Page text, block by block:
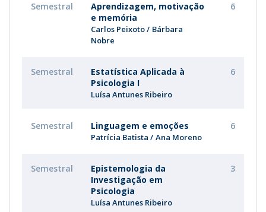
Semestral
Aprendizagem, motivação
e memória
Carlos Peixoto
Bárbara
Nobre
6
Semestral
Estatística Aplicada à
Psicologia I
Luísa Antunes Ribeiro
6
Semestral Linguagem e emoções
Patrícia Batista Ana Moreno
6
Semestral
Epistemologia da
Investigação em
Psicologia
Luísa Antunes Ribeiro
3